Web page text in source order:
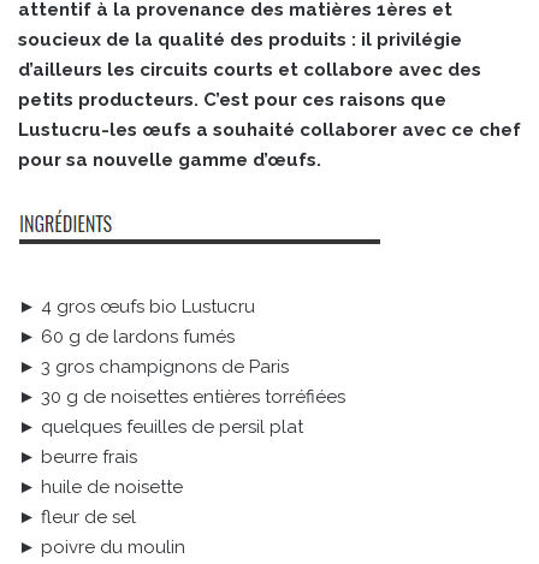
attentif à la provenance des matières 1ères et
soucieux de la qualité des produits : il privilégie
d’ailleurs les circuits courts et collabore avec des
petits producteurs. C’est pour ces raisons que
Lustucru-les œufs a souhaité collaborer avec ce chef
pour sa nouvelle gamme d’œufs.
► 4 gros œufs bio Lustucru
► 60 g de lardons fumés
► 3 gros champignons de Paris
► 30 g de noisettes entières torréfiées
► quelques feuilles de persil plat
► beurre frais
► huile de noisette
► fleur de sel
► poivre du moulin